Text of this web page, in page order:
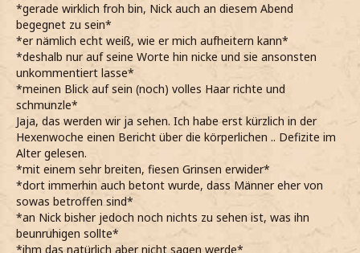
*gerade wirklich froh bin, Nick auch an diesem Abend
begegnet zu sein*
*er nämlich echt weiß, wie er mich aufheitern kann*
*deshalb nur auf seine Worte hin nicke und sie ansonsten
unkommentiert lasse*
*meinen Blick auf sein (noch) volles Haar richte und
schmunzle*
Jaja, das werden wir ja sehen. Ich habe erst kürzlich in der
Hexenwoche einen Bericht über die körperlichen .. Defizite im
Alter gelesen.
*mit einem sehr breiten, fiesen Grinsen erwider*
*dort immerhin auch betont wurde, dass Männer eher von
sowas betroffen sind*
*an Nick bisher jedoch noch nichts zu sehen ist, was ihn
beunruhigen sollte*
*ihm das natürlich aber nicht sagen werde*